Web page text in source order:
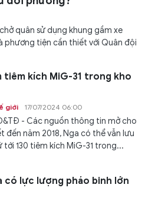
quân sử dụng khung gầm xe
phương tiện cần thiết với Quân đội
tiêm kích MiG-31 trong kho
giới 17/07/2024 06:00
- Các nguồn thông tin mở cho
đến năm 2018, Nga có thể vẫn lưu
tới 130 tiêm kích MiG-31 trong...
có lực lượng pháo binh lớn